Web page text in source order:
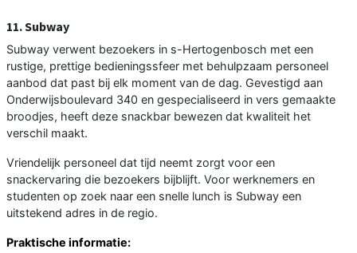
11. Subway
Subway verwent bezoekers in s-Hertogenbosch met een
rustige, prettige bedieningssfeer met behulpzaam personeel
aanbod dat past bij elk moment van de dag. Gevestigd aan
Onderwijsboulevard 340 en gespecialiseerd in vers gemaakte
broodjes, heeft deze snackbar bewezen dat kwaliteit het
verschil maakt.
Vriendelijk personeel dat tijd neemt zorgt voor een
snackervaring die bezoekers bijblijft. Voor werknemers en
studenten op zoek naar een snelle lunch is Subway een
uitstekend adres in de regio.
Praktische informatie: